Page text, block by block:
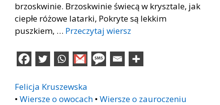
brzoskwinie. Brzoskwinie świecą w krysztale, jak
ciepłe różowe latarki, Pokryte są lekkim
puszkiem, … Przeczytaj wiersz
Felicja Kruszewska
• Wiersze o owocach • Wiersze o zauroczeniu